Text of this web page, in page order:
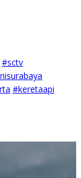
#sctv
#keretaapi